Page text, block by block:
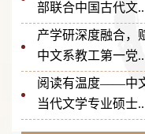
部联合中国古代文
产学研深度融合
中文系教工第一党
阅读有温度——中
当代文学专业硕士